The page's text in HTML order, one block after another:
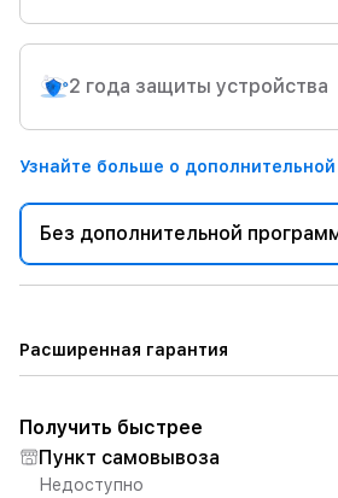
2 года защиты устройства
Узнайте больше о
Без дополнительной
Расширенная гарантия
Получить быстрее
Пункт самовывоза
Недоступно